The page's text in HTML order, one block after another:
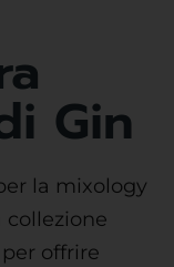
Gin
la mixology
collezione
offrire